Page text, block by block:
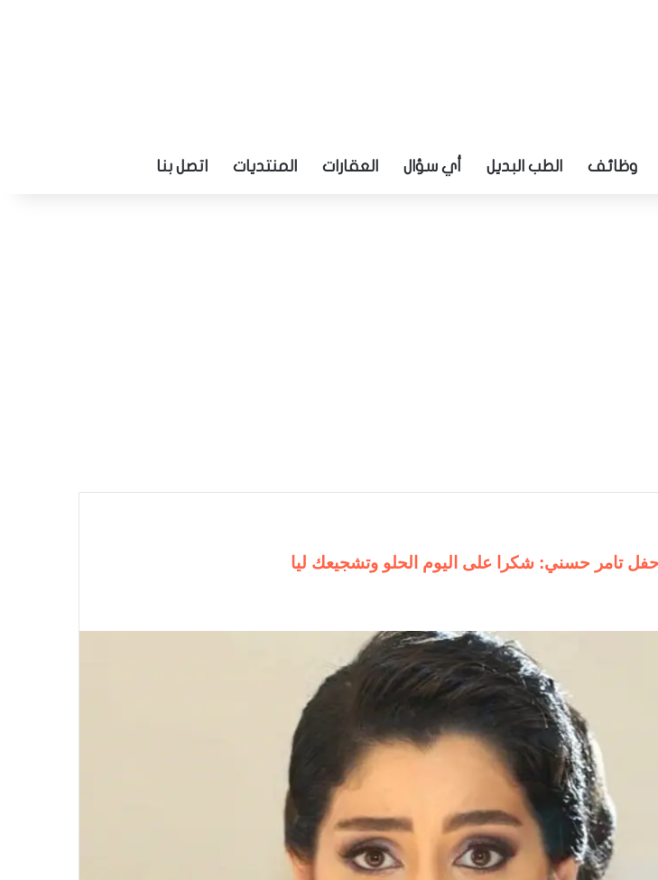
وظائف الطب البديل أي سؤال العقارات المنتديات اتصل بنا
تامر حسني: شكرا على اليوم الحلو وتشجيعك ليا